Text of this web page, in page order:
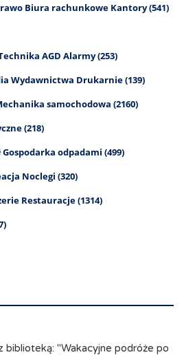
Biura rachunkowe Kantory (541)
AGD Alarmy (253)
Wydawnictwa Drukarnie (139)
samochodowa (2160)
(218)
Gospodarka odpadami (499)
Noclegi (320)
Restauracje (1314)
biblioteką: "Wakacyjne podróże po